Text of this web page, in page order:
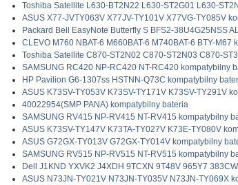
Toshiba Satellite L630-BT2N22 L630-ST2G01 L630-
ASUS X77-JVTY063V X77JV-TY101V X77VG-TY085V
Packard Bell EasyNote Butterfly S BFS2-38U4G25NSS
CLEVO M760 NBAT-6 M660BAT-6 M740BAT-6 BTY-M67
Toshiba Satellite C870-ST2N02 C870-ST2N03 C870-
SAMSUNG RC420 NP-RC420 NT-RC420 kompatybilny
HP Pavilion G6-1307ss HSTNN-Q73C kompatybilny
ASUS K73SV-TY053V K73SV-TY171V K73SV-TY291V
40022954(SMP PANA) kompatybilny bateria
SAMSUNG RV415 NP-RV415 NT-RV415 kompatybilny
ASUS K73SV-TY147V K73TA-TY027V K73E-TY080V
ASUS G72GX-TY013V G72GX-TY014V kompatybilny
SAMSUNG RV515 NP-RV515 NT-RV515 kompatybilny
Dell J1KND YXVK2 J4XDH 9TCXN 9T48V 965Y7
ASUS N73JN-TY021V N73JN-TY035V N73JN-TY069X